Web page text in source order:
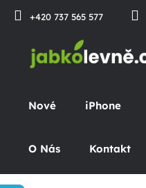
Prejsť
+420 737 565 577
Nové iPhone
O Nás Kontakt